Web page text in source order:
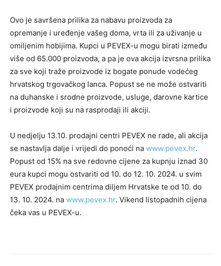
Ovo je savršena prilika za nabavu proizvoda za
opremanje i uređenje vašeg doma, vrta ili za uživanje u
omiljenim hobijima. Kupci u PEVEX-u mogu birati između
više od 65.000 proizvoda, a pa je ova akcija izvrsna prilika
za sve koji traže proizvode iz bogate ponude vodećeg
hrvatskog trgovačkog lanca. Popust se ne može ostvariti
na duhanske i srodne proizvode, usluge, darovne kartice
i proizvode koji su na rasprodaji ili akciji.
U nedjelju 13.10. prodajni centri PEVEX ne rade, ali akcija
se nastavlja dalje i vrijedi do ponoći na www.pevex.hr.
Popust od 15% na sve redovne cijene za kupnju iznad 30
eura kupci mogu ostvariti od 10. do 12. 10. 2024. u svim
PEVEX prodajnim centrima diljem Hrvatske te od 10. do
13. 10. 2024. na www.pevex.hr. Vikend listopadnih cijena
čeka vas u PEVEX-u.